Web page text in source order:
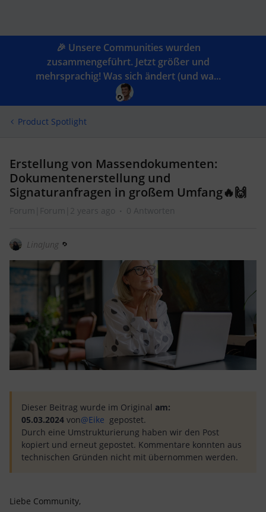
🎉 Unsere Communities wurden
zusammengeführt. Jetzt größer und
mehrsprachig! Was sich ändert (und wa...
Product Spotlight
Erstellung von Massendokumenten:
Dokumentenerstellung und
Signaturanfragen in großem Umfang🔥🙌
Forum|Forum|2 years ago 0 Antworten
LinaJung
Dieser Beitrag wurde im Original am:
05.03.2024 von@Eike gepostet.
Durch eine Umstrukturierung haben wir den Post
kopiert und erneut gepostet. Kommentare konnten aus
technischen Gründen nicht mit übernommen werden.
Liebe Community,